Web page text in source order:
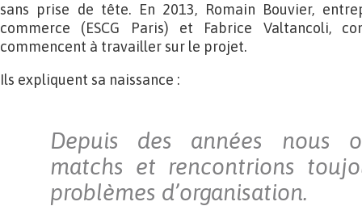
sans prise de tête. En 2013, Romain Bouvier,
commerce (ESCG Paris) et Fabrice Valtancoli,
commencent à travailler sur le projet.
Ils expliquent sa naissance :
Depuis des années nous
matchs et rencontrions
problèmes d’organisation.